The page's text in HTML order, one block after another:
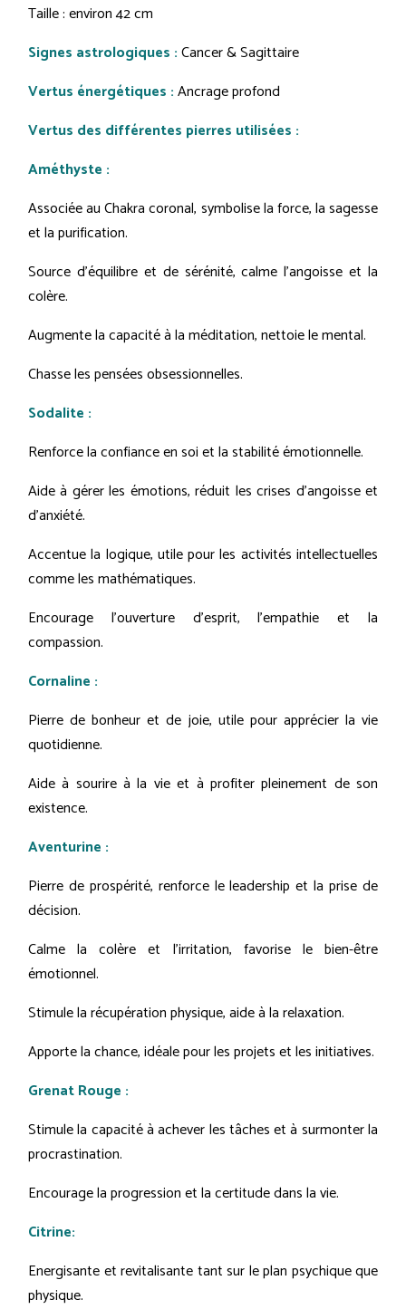
Taille : environ 42 cm
Signes astrologiques :Cancer & Sagittaire
Vertus énergétiques :Ancrage profond
Vertus des différentes pierres utilisées :
Améthyste :
Associée au Chakra coronal, symbolise la force, la sagesse
et la purification.
Source d'équilibre et de sérénité, calme l'angoisse et la
colère.
Augmente la capacité à la méditation, nettoie le mental.
Chasse les pensées obsessionnelles.
Sodalite :
Renforce la confiance en soi et la stabilité émotionnelle.
Aide à gérer les émotions, réduit les crises d'angoisse et
d'anxiété.
Accentue la logique, utile pour les activités intellectuelles
comme les mathématiques.
Encourage l'ouverture d'esprit, l'empathie et la
compassion.
Cornaline :
Pierre de bonheur et de joie, utile pour apprécier la vie
quotidienne.
Aide à sourire à la vie et à profiter pleinement de son
existence.
Aventurine :
Pierre de prospérité, renforce le leadership et la prise de
décision.
Calme la colère et l'irritation, favorise le bien-être
émotionnel.
Stimule la récupération physique, aide à la relaxation.
Apporte la chance, idéale pour les projets et les initiatives.
Grenat Rouge :
Stimule la capacité à achever les tâches et à surmonter la
procrastination.
Encourage la progression et la certitude dans la vie.
Citrine:
Energisante et revitalisante tant sur le plan psychique que
physique.